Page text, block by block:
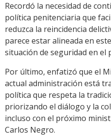
Recordó la necesidad de
política penitenciaria que
reduzca la reincidencia
parece estar alineada en
situación de seguridad en el
Por último, enfatizó que el
actual administración está
política que respeta la
priorizando el diálogo y la
incluso con el próximo
Carlos Negro.